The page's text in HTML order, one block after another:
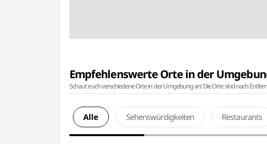
Empfehlenswerte Orte in der
Schaut euch verschiedene Orte in der Umgebung an! Die Orte sind nach
Alle Sehenswürdigkeiten Restaurants